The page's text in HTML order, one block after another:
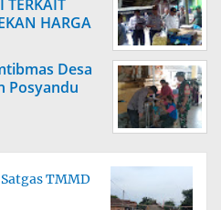
TERKAIT
HARGA
Desa
Posyandu
TMMD